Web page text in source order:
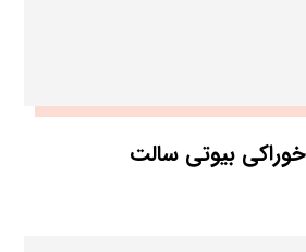
بیوتی سالت